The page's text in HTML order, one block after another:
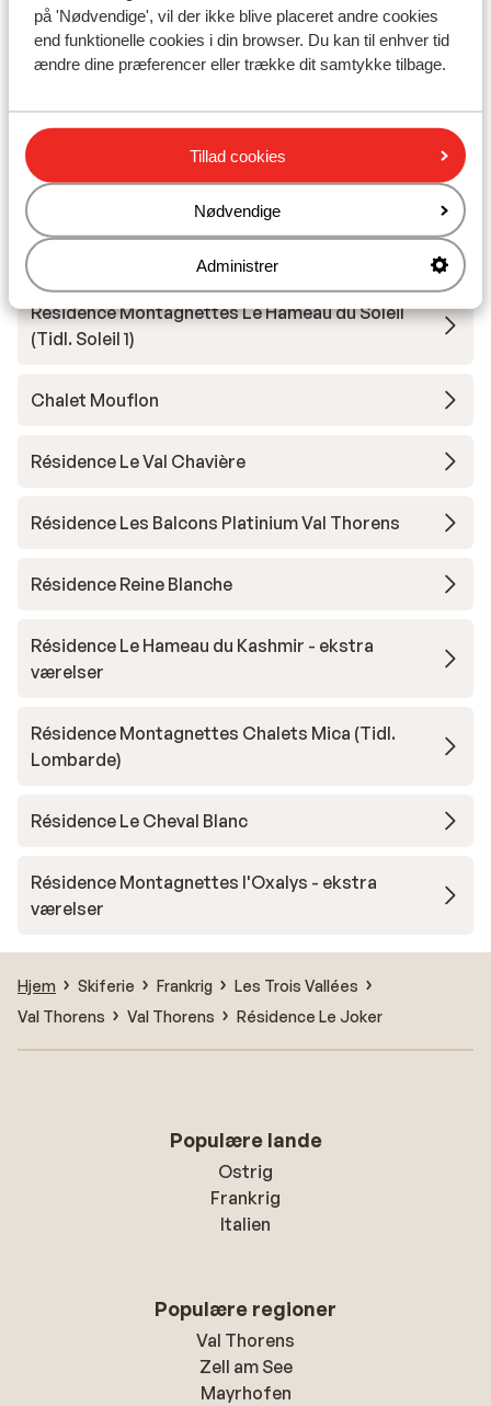
på 'Nødvendige', vil der ikke blive placeret andre cookies
end funktionelle cookies i din browser. Du kan til enhver tid
ændre dine præferencer eller trække dit samtykke tilbage.
Tillad cookies
Nødvendige
Administrer
Résidence Les Ancolies
Hotel Koh-I Nor
Hotel Le Sherpa
Hotel Fitz Roy - Halvpension
Résidence Koh-I Nor
Résidence Montagnettes Le Hameau du Soleil
(Tidl. Soleil 1)
Chalet Mouflon
Résidence Le Val Chavière
Résidence Les Balcons Platinium Val Thorens
Résidence Reine Blanche
Résidence Le Hameau du Kashmir - ekstra
værelser
Résidence Montagnettes Chalets Mica (Tidl.
Lombarde)
Résidence Le Cheval Blanc
Résidence Montagnettes l'Oxalys - ekstra
værelser
Hjem Skiferie Frankrig
Les Trois Vallées
Val Thorens
Val Thorens Résidence Le Joker
Populære lande
Ostrig
Frankrig
Italien
Populære regioner
Val Thorens
Zell am See
Mayrhofen